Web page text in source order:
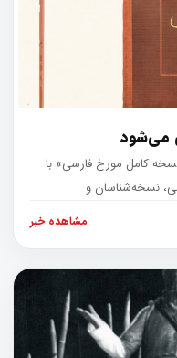
می‌شود
کامل مورخ فارسی» با
نسخه‌شناسان و
مشاهده خبر